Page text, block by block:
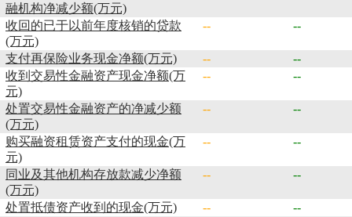
融机构净减少额(万元)
收回的已于以前年度核销的贷款
(万元)
-- --
支付再保险业务现金净额(万元) --
--
收到交易性金融资产现金净额(万
元)
-- --
处置交易性金融资产的净减少额
(万元)
-- --
购买融资租赁资产支付的现金(万
元)
-- --
同业及其他机构存放款减少净额
(万元)
-- --
处置抵债资产收到的现金(万元) --
--